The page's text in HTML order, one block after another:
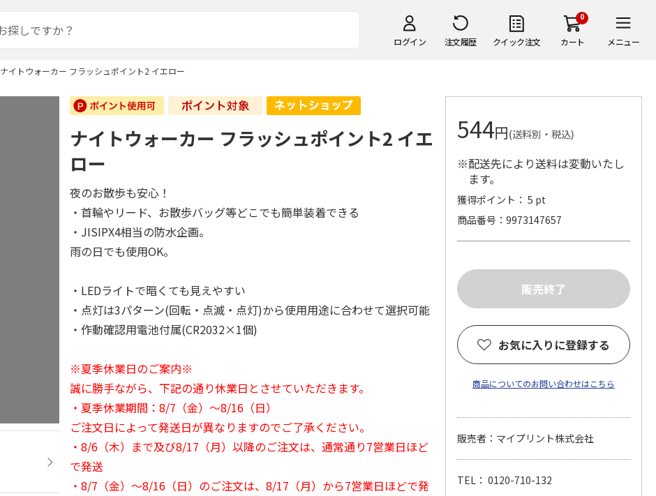
ログイン 注文履歴 クイック注文
0
カート メニュー
ナイトウォーカー フラッシュポイント2 イエロー
ナイトウォーカー フラッシュポイント2 イエ
ロー
夜のお散歩も安心！
・首輪やリード、お散歩バッグ等どこでも簡単装着できる
・JISIPX4相当の防水企画。
雨の日でも使用OK。
・LEDライトで暗くても見えやすい
・点灯は3パターン(回転・点滅・点灯)から使用用途に合わせて選択可能
・作動確認用電池付属(CR2032×1個)
※夏季休業日のご案内※
誠に勝手ながら、下記の通り休業日とさせていただきます。
・夏季休業期間：8/7（金）～8/16（日）
ご注文日によって発送日が異なりますのでご了承ください。
・8/6（木）まで及び8/17（月）以降のご注文は、通常通り7営業日ほど
で発送
・8/7（金）～8/16（日）のご注文は、8/17（月）から7営業日ほどで発
544円(送料別・税込)
※配送先により送料は変動いたし
ます。
獲得ポイント： 5 pt
商品番号
9973147657
お気に入りに登録する
商品についてのお問い合わせはこちら
販売者：マイプリント株式会社
TEL： 0120-710-132